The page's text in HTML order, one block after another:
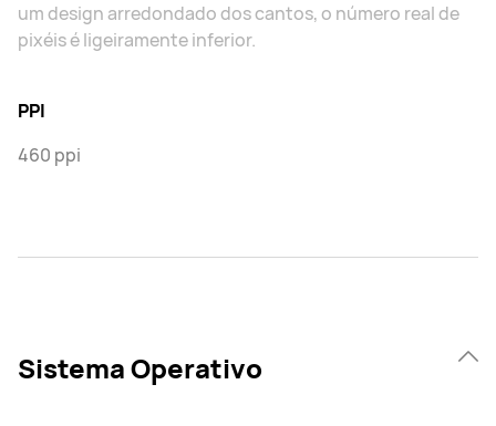
um design arredondado dos cantos, o número real de
pixéis é ligeiramente inferior.
PPI
460 ppi
Sistema Operativo